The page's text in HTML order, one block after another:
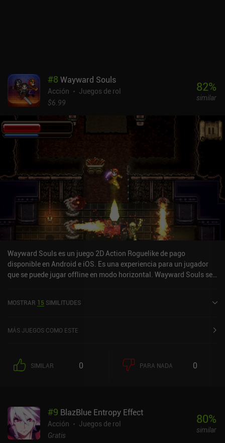
#8 Wayward Souls
Acción
Juegos de rol
$6.99
82%
similar
Wayward Souls es un juego 2D Action Roguelike de pago
disponible en Android e iOS. Es una experiencia para un jugador
que se puede jugar offline en modo horizontal. Wayward Souls se
MOSTRAR 15 SIMILITUDES
MÁS JUEGOS COMO ESTE
SIMILAR 0 PARA NADA 0
#9 BlazBlue Entropy Effect
Acción
Juegos de rol
Gratis
80%
similar